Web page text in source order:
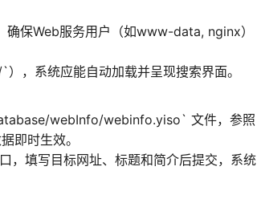
保Web服务用户（如www-data, nginx）
，系统应能自动加载并呈现搜索界面。
webInfo/webinfo.yiso` 文件，参照
即时生效。
，填写目标网址、标题和简介后提交，系统